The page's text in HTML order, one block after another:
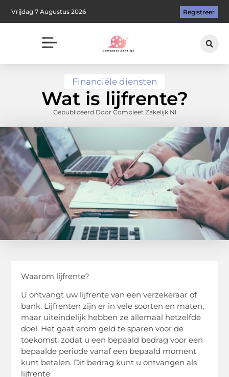
Vrijdag 7 Augustus 2026 Registreer
Financiële diensten
Wat is lijfrente?
Gepubliceerd Door Compleet Zakelijk.nl
Waarom lijfrente?
U ontvangt uw lijfrente van een verzekeraar of
bank. Lijfrenten zijn er in vele soorten en maten,
maar uiteindelijk hebben ze allemaal hetzelfde
doel. Het gaat erom geld te sparen voor de
toekomst, zodat u een bepaald bedrag voor een
bepaalde periode vanaf een bepaald moment
kunt betalen. Dit bedrag kunt u ontvangen als
lijfrente